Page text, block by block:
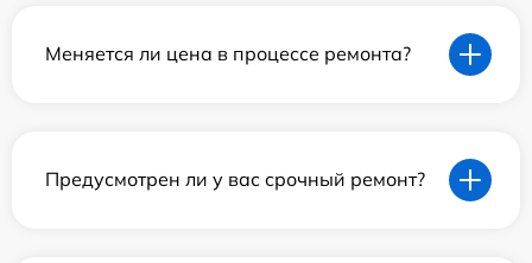
Меняется ли цена в процессе ремонта?
Предусмотрен ли у вас срочный ремонт?